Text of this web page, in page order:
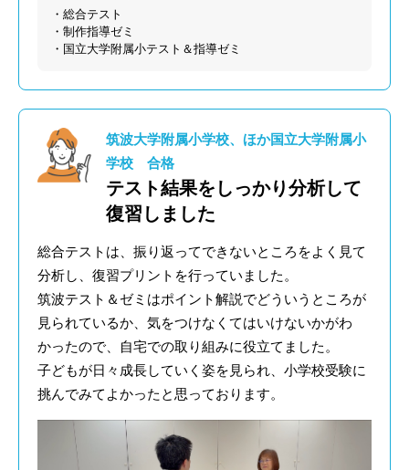
・総合テスト
・制作指導ゼミ
・国立大学附属小テスト＆指導ゼミ
筑波大学附属小学校、ほか国立大学附属小
学校 合格
テスト結果をしっかり分析して
復習しました
総合テストは、振り返ってできないところをよく見て
分析し、復習プリントを行っていました。
筑波テスト＆ゼミはポイント解説でどういうところが
見られているか、気をつけなくてはいけないかがわ
かったので、自宅での取り組みに役立てました。
子どもが日々成長していく姿を見られ、小学校受験に
挑んでみてよかったと思っております。